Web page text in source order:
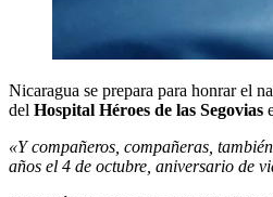
Nicaragua se prepara para honrar el
del Hospital Héroes de las Segovias
«Y compañeros, compañeras,
años el 4 de octubre, aniversario de